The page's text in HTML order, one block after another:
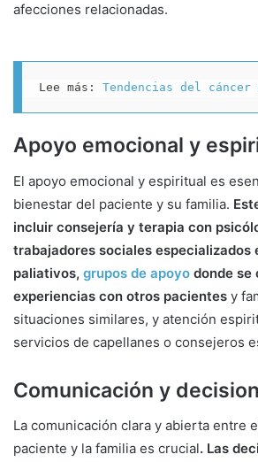
afecciones relacionadas.
Lee más: Tendencias del
Apoyo emocional y
El apoyo emocional y espiritual es
bienestar del paciente y su familia.
incluir consejería y terapia con
trabajadores sociales especializados
paliativos, grupos de apoyo donde se
experiencias con otros pacientes y
situaciones similares, y atención
servicios de capellanes o consejeros
Comunicación y
La comunicación clara y abierta entre
paciente y la familia es crucial. Las